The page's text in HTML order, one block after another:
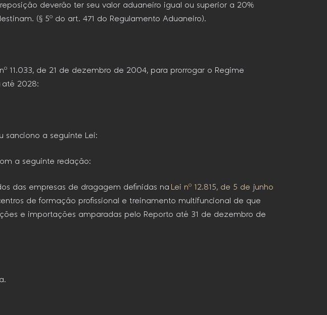
deverão ter seu valor aduaneiro igual ou superior a 20%
(§ 5º do art. 471 do Regulamento Aduaneiro).
11.033, de 21 de dezembro de 2004, para prorrogar o Regime
até 2028:
sanciono a seguinte Lei:
a seguinte redação:
das empresas de dragagem definidas na Lei nº 12.815, de 5 de junho
de formação profissional e treinamento multifuncional de que
e importações amparadas pelo Reporto até 31 de dezembro de